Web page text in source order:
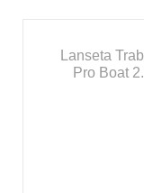
Lanseta
Pro Boat